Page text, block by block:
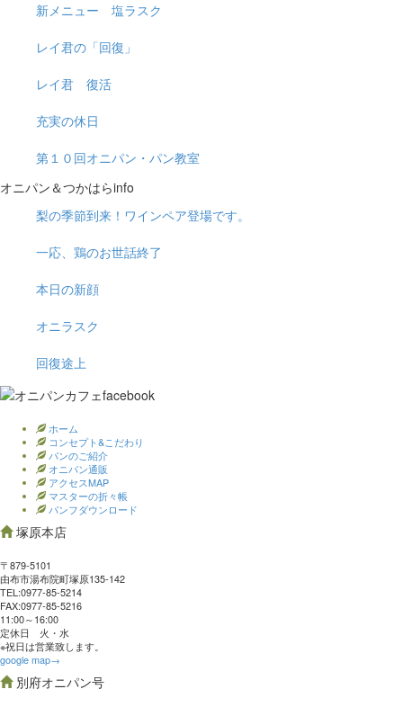
新メニュー 塩ラスク
レイ君の「回復」
レイ君 復活
充実の休日
第１０回オニパン・パン教室
オニパン＆つかはらinfo
梨の季節到来！ワインペア登場です。
一応、鶏のお世話終了
本日の新顔
オニラスク
回復途上
ホーム
コンセプト&こだわり
パンのご紹介
オニパン通販
アクセスMAP
マスターの折々帳
パンフダウンロード
塚原本店
〒879-5101
由布市湯布院町塚原135-142
TEL:0977‐85-5214
FAX:0977‐85-5216
11:00～16:00
定休日 火・水
※祝日は営業致します。
google map→
別府オニパン号